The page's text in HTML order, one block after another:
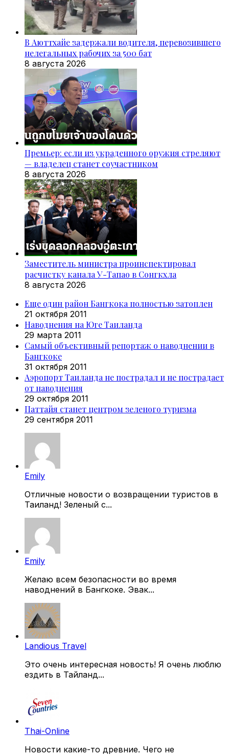
В Аюттхайе задержали водителя, перевозившего
нелегальных рабочих за 500 бат
8 августа 2026
Премьер: если из украденного оружия стреляют
— владелец станет соучастником
8 августа 2026
Заместитель министра проинспектировал
расчистку канала У-Тапао в Сонгкхла
8 августа 2026
Еще один район Бангкока полностью затоплен
21 октября 2011
Наводнения на Юге Таиланда
29 марта 2011
Самый объективный репортаж о наводнении в
Бангкоке
31 октября 2011
Аэропорт Таиланда не пострадал и не пострадает
от наводнения
29 октября 2011
Паттайя станет центром зеленого туризма
29 сентября 2011
Emily
Отличные новости о возвращении туристов в
Таиланд! Зеленый с...
Emily
Желаю всем безопасности во время
наводнений в Бангкоке. Эвак...
Landious Travel
Это очень интересная новость! Я очень люблю
ездить в Тайланд...
Thai-Online
Новости какие-то древние. Чего не